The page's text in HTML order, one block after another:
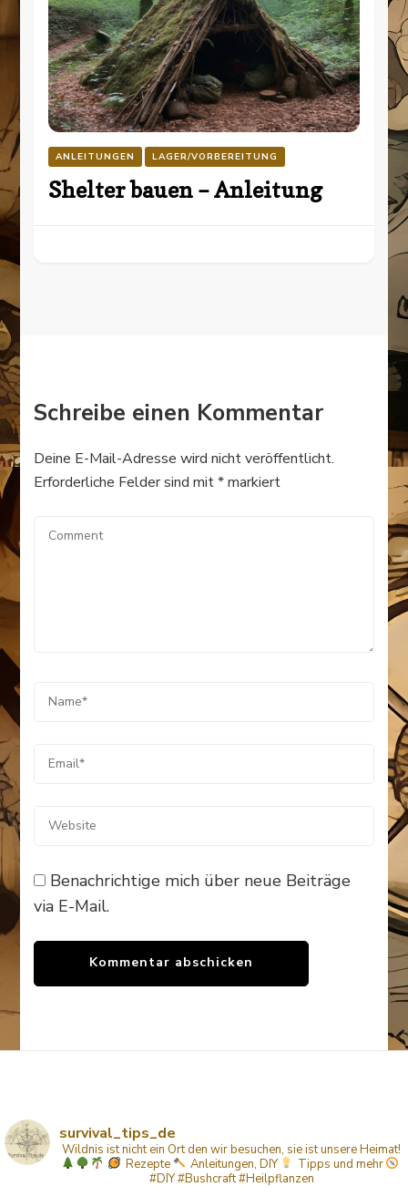
ANLEITUNGEN LAGER/VORBEREITUNG
Shelter bauen – Anleitung
Schreibe einen Kommentar
Deine E-Mail-Adresse wird nicht veröffentlicht.
Erforderliche Felder sind mit*markiert
Benachrichtige mich über neue Beiträge
via E-Mail.
survival_tips_de
Wildnis ist nicht ein Ort den wir besuchen, sie ist unsere Heimat!
Rezepte
Anleitungen, DIY Tipps und mehr
#DIY #Bushcraft #Heilpflanzen